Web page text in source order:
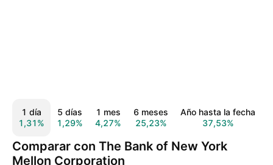
1 día
1,31%
5 días
1,29%
1 mes
4,27%
6 meses
25,23%
Año hasta la fecha
37,53%
Comparar con The Bank of New York
Mellon Corporation